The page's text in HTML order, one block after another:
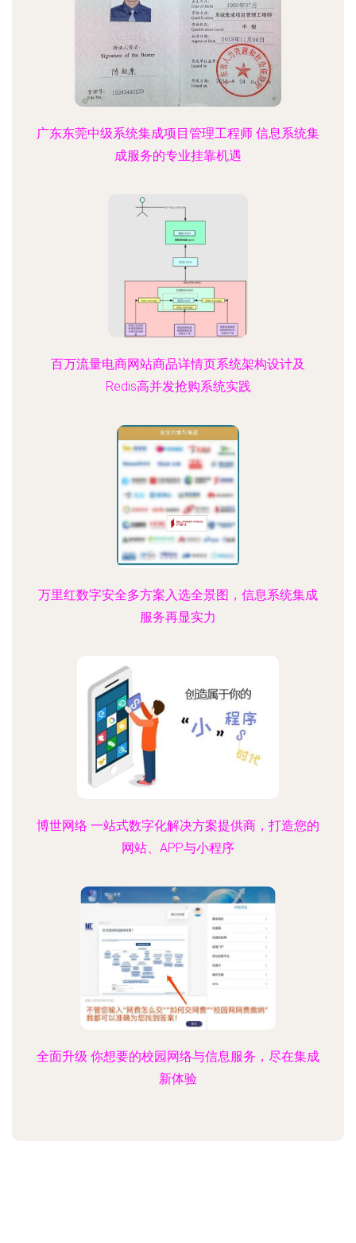
广东东莞中级系统集成项目管理工程师 信息系统集
成服务的专业挂靠机遇
百万流量电商网站商品详情页系统架构设计及
Redis高并发抢购系统实践
万里红数字安全多方案入选全景图，信息系统集成
服务再显实力
博世网络 一站式数字化解决方案提供商，打造您的
网站、APP与小程序
全面升级 你想要的校园网络与信息服务，尽在集成
新体验